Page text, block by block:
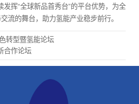
发挥“全球新品首秀台”的平台优势，为全
流的舞台，助力氢能产业稳步前行。
转型暨氢能论坛
合作论坛